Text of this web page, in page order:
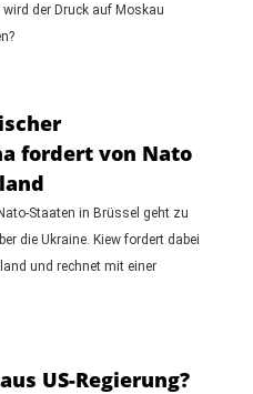
der Druck auf Moskau
fordert von Nato
Staaten in Brüssel geht zu
die Ukraine. Kiew fordert dabei
und rechnet mit einer
US-Regierung?